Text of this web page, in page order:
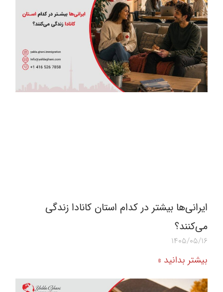
ایرانی‌ها بیشتر در کدام استان کانادا زندگی
می‌کنند؟
1405/05/16
بیشتر بدانید »